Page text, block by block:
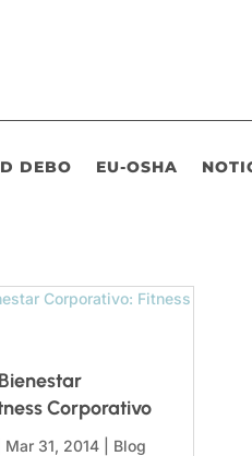
DEBO EU-OSHA
Corporativo
Mar 31, 2014| Blog